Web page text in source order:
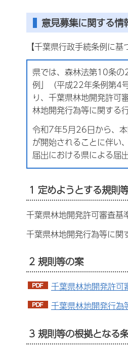
意見募集に関する情
【千葉県行政手続条例に基
県では、森林法第10条
例」（平成22年条例第4
り、千葉県林地開発許可
林地開発行為等に関する
令和7年5月26日から、
が開始されることに伴い
届出における県による届
1 定めようとする規則
千葉県林地開発許可審査基
千葉県林地開発行為等に関
2 規則等の案
千葉県林地開発許可
千葉県林地開発行為
3 規則等の根拠となる